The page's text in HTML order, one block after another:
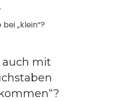
„klein“?
auch mit